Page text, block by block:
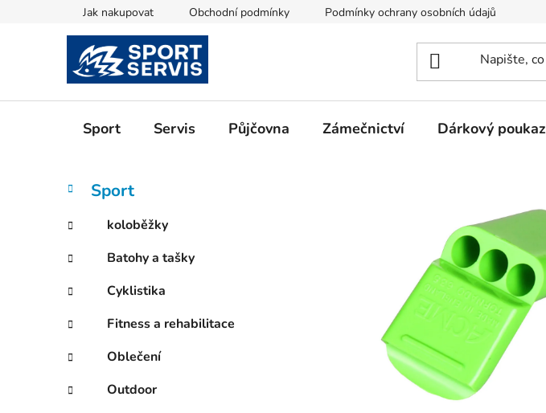
Jak nakupovat Obchodní podmínky Podmínky ochrany osobních údajů
Sport Servis Půjčovna Zámečnictví Dárkový poukaz
P
s
r
a
n
í
p
a
Přeskočit
kategorie
K
a
e
g
o
r
e
Sport
koloběžky
Batohy a tašky
Cyklistika
Fitness a rehabilitace
Oblečení
Outdoor